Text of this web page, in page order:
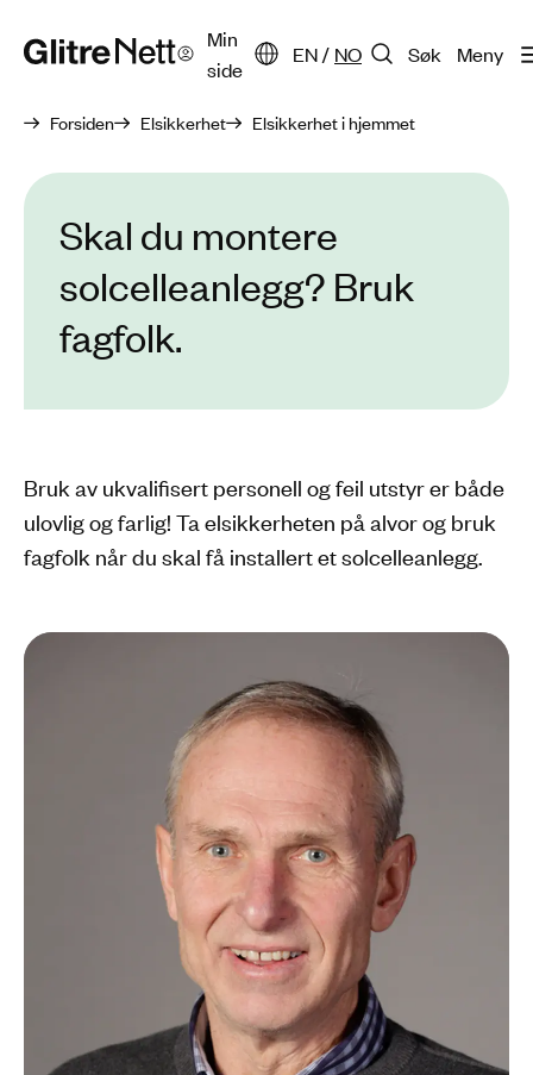
Min
side
EN/ NO Søk Meny
Forsiden Elsikkerhet Elsikkerhet i hjemmet
Skal du montere
solcelleanlegg? Bruk
fagfolk.
Bruk av ukvalifisert personell og feil utstyr er både
ulovlig og farlig! Ta elsikkerheten på alvor og bruk
fagfolk når du skal få installert et solcelleanlegg.